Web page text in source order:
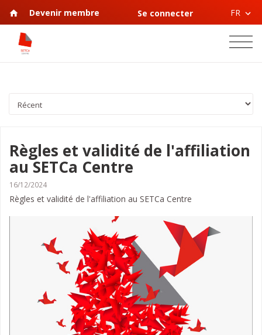
Devenir membre Se connecter FR
Règles et validité de l'affiliation
au SETCa Centre
16/12/2024
Règles et validité de l'affiliation au SETCa Centre